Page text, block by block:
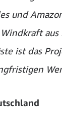
und
ist das